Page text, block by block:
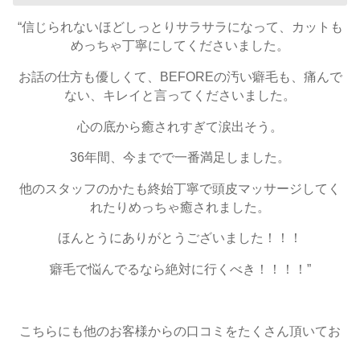
“信じられないほどしっとりサラサラになって、カットも
めっちゃ丁寧にしてくださいました。
お話の仕方も優しくて、BEFOREの汚い癖毛も、痛んで
ない、キレイと言ってくださいました。
心の底から癒されすぎて涙出そう。
36年間、今までで一番満足しました。
他のスタッフのかたも終始丁寧で頭皮マッサージしてく
れたりめっちゃ癒されました。
ほんとうにありがとうございました！！！
癖毛で悩んでるなら絶対に行くべき！！！！”
こちらにも他のお客様からの口コミをたくさん頂いてお